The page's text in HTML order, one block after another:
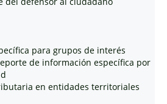
para grupos de interés
de información específica por
en entidades territoriales